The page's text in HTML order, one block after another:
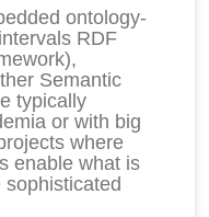
ontology-
RDF
Semantic
typically
or with big
where
enable what is
sophisticated